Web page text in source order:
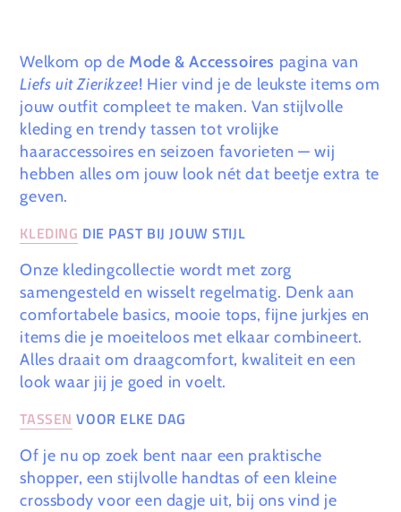
Welkom op de Mode & Accessoires pagina van
Liefs uit Zierikzee! Hier vind je de leukste items om
jouw outfit compleet te maken. Van stijlvolle
kleding en trendy tassen tot vrolijke
haaraccessoires en seizoen favorieten — wij
hebben alles om jouw look nét dat beetje extra te
geven.
KLEDING DIE PAST BIJ JOUW STIJL
Onze kledingcollectie wordt met zorg
samengesteld en wisselt regelmatig. Denk aan
comfortabele basics, mooie tops, fijne jurkjes en
items die je moeiteloos met elkaar combineert.
Alles draait om draagcomfort, kwaliteit en een
look waar jij je goed in voelt.
TASSEN VOOR ELKE DAG
Of je nu op zoek bent naar een praktische
shopper, een stijlvolle handtas of een kleine
crossbody voor een dagje uit, bij ons vind je